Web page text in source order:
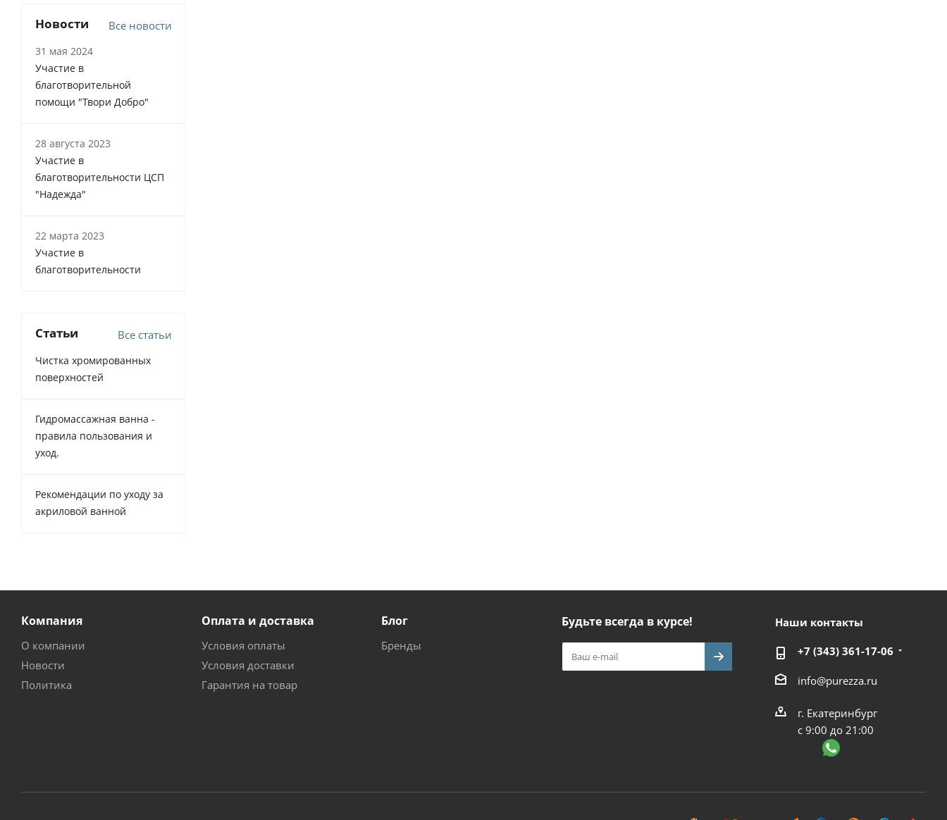
Новости Все новости
31 мая 2024
Участие в
благотворительной
помощи "Твори Добро"
28 августа 2023
Участие в
благотворительности ЦСП
"Надежда"
22 марта 2023
Участие в
благотворительности
Статьи Все статьи
Чистка хромированных
поверхностей
Гидромассажная ванна -
правила пользования и
уход.
Рекомендации по уходу за
акриловой ванной
Компания
О компании
Новости
Политика
Оплата и доставка
Условия оплаты
Условия доставки
Гарантия на товар
Блог
Бренды
Будьте всегда в курсе! Наши контакты
+7 (343) 361-17-06
info@purezza.ru
г. Екатеринбург
с 9:00 до 21:00